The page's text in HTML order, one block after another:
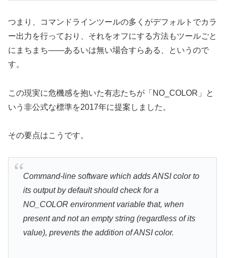
つまり、コマンドラインツールの多くがデフォルトでカラ
ー出力を行っており、それをオフにする方法もツールごと
にまちまち——あるいは無い場合すらある、というので
す。
この現実に危機感を抱いた有志たちが「NO_COLOR」と
いう非公式な標準を2017年に提案しました。
その要点はこうです。
Command-line software which adds ANSI color to
its output by default should check for a
NO_COLOR environment variable that, when
present and not an empty string (regardless of its
value), prevents the addition of ANSI color.